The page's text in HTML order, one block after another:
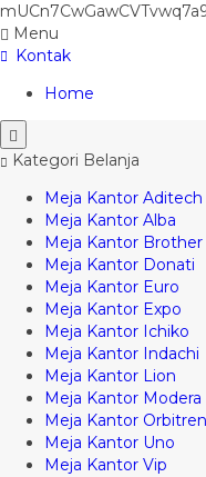
Menu
Kontak
Home
Kategori Belanja
Meja Kantor Aditech
Meja Kantor Alba
Meja Kantor Brother
Meja Kantor Donati
Meja Kantor Euro
Meja Kantor Expo
Meja Kantor Ichiko
Meja Kantor Indachi
Meja Kantor Lion
Meja Kantor Modera
Meja Kantor
Meja Kantor Uno
Meja Kantor Vip